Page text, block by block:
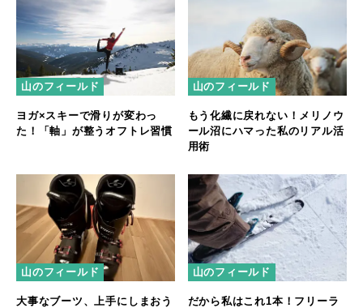
山のフィールド
ヨガ×スキーで滑りが変わっ
た！「軸」が整うオフトレ習慣
山のフィールド
もう化繊に戻れない！メリノウ
ール沼にハマった私のリアル活
用術
山のフィールド
大事なブーツ、上手にしまおう
山のフィールド
だから私はこれ1本！フリーラ